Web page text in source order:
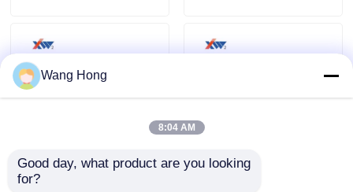
উদ্ধৃতির জন্য আবেদন
উচ্চ ভোল্টেজ সিরামিক ক্যাপাসিটর
উচ্চ ভোল্টেজ Doorknob ক্যাপাসিটর
সুইচ গিয়ারের জন্য 15kv AC
Wang Hong
8:04 AM
Good day, what product are you looking
for?